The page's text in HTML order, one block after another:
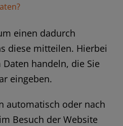
einen dadurch
diese mitteilen. Hierbei
handeln, die Sie
eingeben.
automatisch oder nach
Besuch der Website